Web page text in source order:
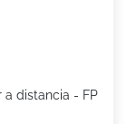
a distancia - FP